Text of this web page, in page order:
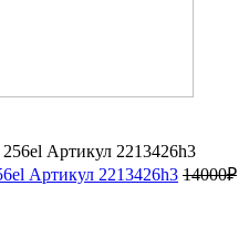
Артикул 2213426h3 14000₽